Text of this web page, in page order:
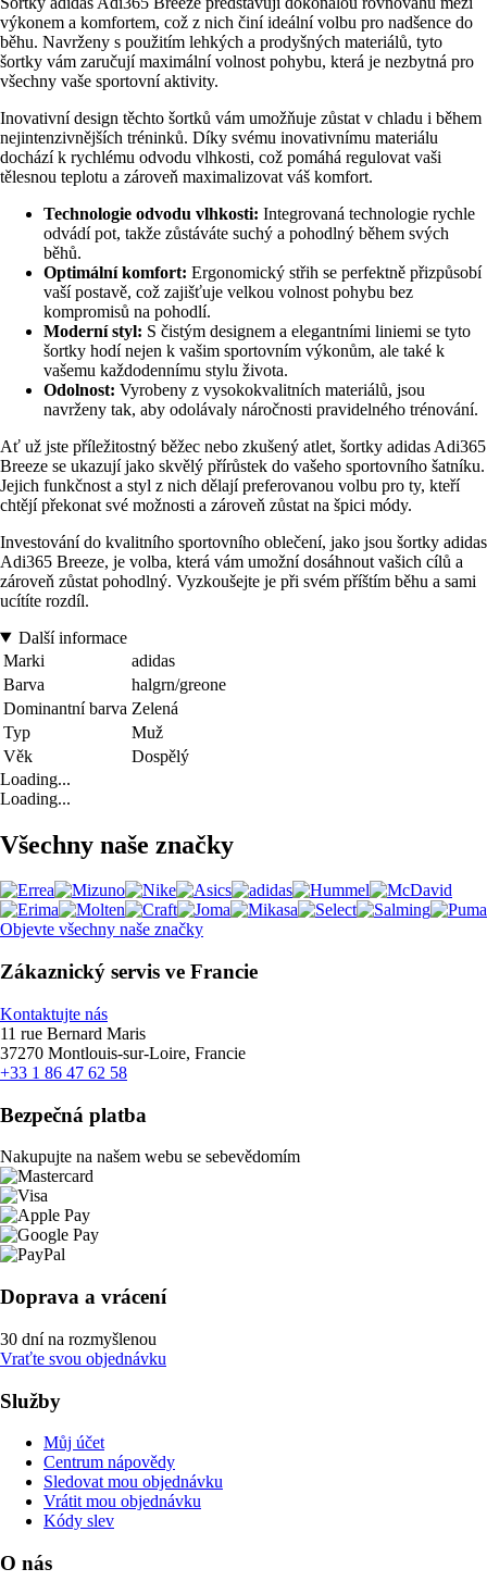
výkonem a komfortem, což z nich činí ideální volbu pro nadšence do
běhu. Navrženy s použitím lehkých a prodyšných materiálů, tyto
šortky vám zaručují maximální volnost pohybu, která je nezbytná pro
všechny vaše sportovní aktivity.
Inovativní design těchto šortků vám umožňuje zůstat v chladu i během
nejintenzivnějších tréninků. Díky svému inovativnímu materiálu
dochází k rychlému odvodu vlhkosti, což pomáhá regulovat vaši
tělesnou teplotu a zároveň maximalizovat váš komfort.
Technologie odvodu vlhkosti: Integrovaná technologie rychle
odvádí pot, takže zůstáváte suchý a pohodlný během svých
běhů.
Optimální komfort: Ergonomický střih se perfektně přizpůsobí
vaší postavě, což zajišťuje velkou volnost pohybu bez
kompromisů na pohodlí.
Moderní styl: S čistým designem a elegantními liniemi se tyto
šortky hodí nejen k vašim sportovním výkonům, ale také k
vašemu každodennímu stylu života.
Odolnost: Vyrobeny z vysokokvalitních materiálů, jsou
navrženy tak, aby odolávaly náročnosti pravidelného trénování.
Ať už jste příležitostný běžec nebo zkušený atlet, šortky adidas Adi365
Breeze se ukazují jako skvělý přírůstek do vašeho sportovního šatníku.
Jejich funkčnost a styl z nich dělají preferovanou volbu pro ty, kteří
chtějí překonat své možnosti a zároveň zůstat na špici módy.
Investování do kvalitního sportovního oblečení, jako jsou šortky adidas
Adi365 Breeze, je volba, která vám umožní dosáhnout vašich cílů a
zároveň zůstat pohodlný. Vyzkoušejte je při svém příštím běhu a sami
ucítíte rozdíl.
Další informace
Marki
adidas
Barva
halgrn/greone
Dominantní barva Zelená
Typ
Muž
Věk
Dospělý
Loading...
Loading...
Všechny naše značky
Objevte všechny naše značky
Zákaznický servis ve Francie
Kontaktujte nás
11 rue Bernard Maris
37270 Montlouis-sur-Loire, Francie
+33 1 86 47 62 58
Bezpečná platba
Nakupujte na našem webu se sebevědomím
Doprava a vrácení
30 dní na rozmyšlenou
Vraťte svou objednávku
Služby
Můj účet
Centrum nápovědy
Sledovat mou objednávku
Vrátit mou objednávku
Kódy slev
O nás